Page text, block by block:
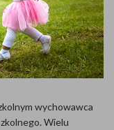
wychowawca
Wielu